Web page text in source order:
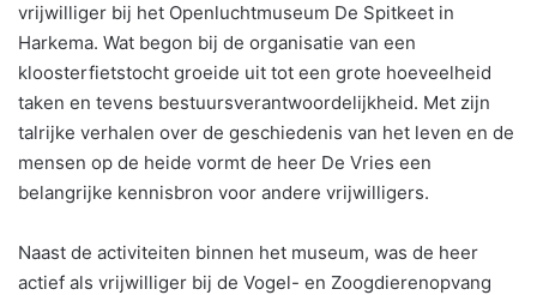
vrijwilliger bij het Openluchtmuseum De Spitkeet in
Harkema. Wat begon bij de organisatie van een
kloosterfietstocht groeide uit tot een grote hoeveelheid
taken en tevens bestuursverantwoordelijkheid. Met zijn
talrijke verhalen over de geschiedenis van het leven en de
mensen op de heide vormt de heer De Vries een
belangrijke kennisbron voor andere vrijwilligers.
Naast de activiteiten binnen het museum, was de heer
actief als vrijwilliger bij de Vogel- en Zoogdierenopvang